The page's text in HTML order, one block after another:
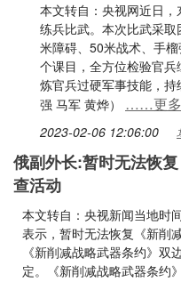
本文转自：央视网近日
练兵比武。本次比武采
米障碍、50米战术、手
个课目，全方位检验官
炼官兵过硬军事技能，
强 马军 黄烨） ……更多
2023-02-06 12:06:00
俄副外长:暂时无法恢
查活动
本文转自：央视新闻当地时
表示，暂时无法恢复《新削
《新削减战略武器条约》
定。《新削减战略武器条约